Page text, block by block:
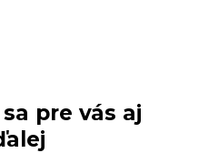
pre vás aj